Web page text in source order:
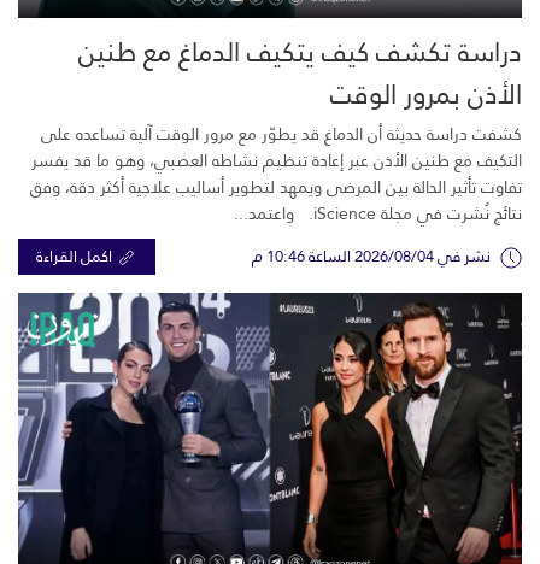
دراسة تكشف كيف يتكيف الدماغ مع طنين
الأذن بمرور الوقت
كشفت دراسة حديثة أن الدماغ قد يطوّر مع مرور الوقت آلية تساعده على
التكيف مع طنين الأذن عبر إعادة تنظيم نشاطه العصبي، وهو ما قد يفسر
تفاوت تأثير الحالة بين المرضى ويمهد لتطوير أساليب علاجية أكثر دقة، وفق
نتائج نُشرت في مجلة iScience. واعتمد...
نشر في 2026/08/04 الساعة 10:46 م اكمل القراءة